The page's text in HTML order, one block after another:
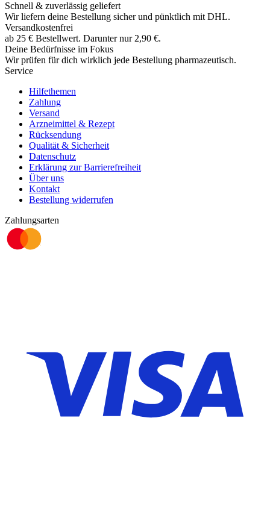
Schnell & zuverlässig geliefert
Wir liefern deine Bestellung sicher und pünktlich mit DHL.
Versandkostenfrei
ab 25 € Bestellwert. Darunter nur 2,90 €.
Deine Bedürfnisse im Fokus
Wir prüfen für dich wirklich jede Bestellung pharmazeutisch.
Service
Hilfethemen
Zahlung
Versand
Arzneimittel & Rezept
Rücksendung
Qualität & Sicherheit
Datenschutz
Erklärung zur Barrierefreiheit
Über uns
Kontakt
Bestellung widerrufen
Zahlungsarten